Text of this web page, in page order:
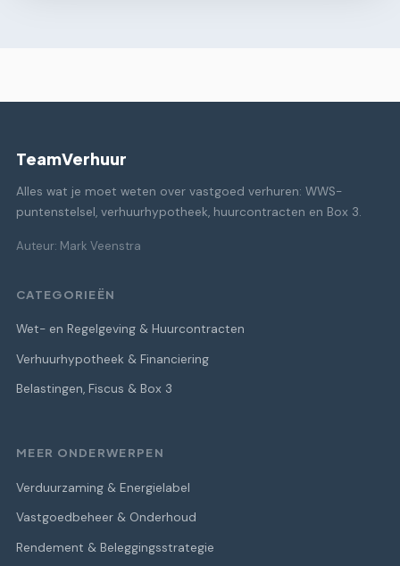
TeamVerhuur
Alles wat je moet weten over vastgoed verhuren: WWS-
puntenstelsel, verhuurhypotheek, huurcontracten en Box 3.
Auteur: Mark Veenstra
CATEGORIEËN
Wet- en Regelgeving & Huurcontracten
Verhuurhypotheek & Financiering
Belastingen, Fiscus & Box 3
MEER ONDERWERPEN
Verduurzaming & Energielabel
Vastgoedbeheer & Onderhoud
Rendement & Beleggingsstrategie